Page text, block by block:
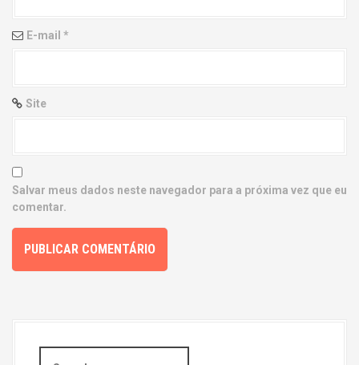
n E-mail *
Site
Salvar meus dados neste navegador para a próxima vez que eu
comentar.